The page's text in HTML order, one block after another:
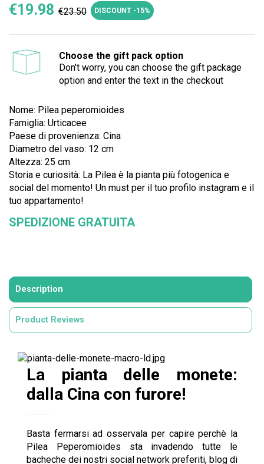
€19.98 €23.50 DISCOUNT -15%
Choose the gift pack option
Don't worry, you can choose the gift package
option and enter the text in the checkout
Nome: Pilea peperomioides
Famiglia: Urticacee
Paese di provenienza: Cina
Diametro del vaso: 12 cm
Altezza: 25 cm
Storia e curiosità: La Pilea è la pianta più fotogenica e
social del momento! Un must per il tuo profilo instagram e il
tuo appartamento!
SPEDIZIONE GRATUITA
Description
Product Reviews
La pianta delle monete:
dalla Cina con furore!
Basta fermarsi ad osservala per capire perchè la
Pilea Peperomioides sta invadendo tutte le
bacheche dei nostri social network preferiti, blog di